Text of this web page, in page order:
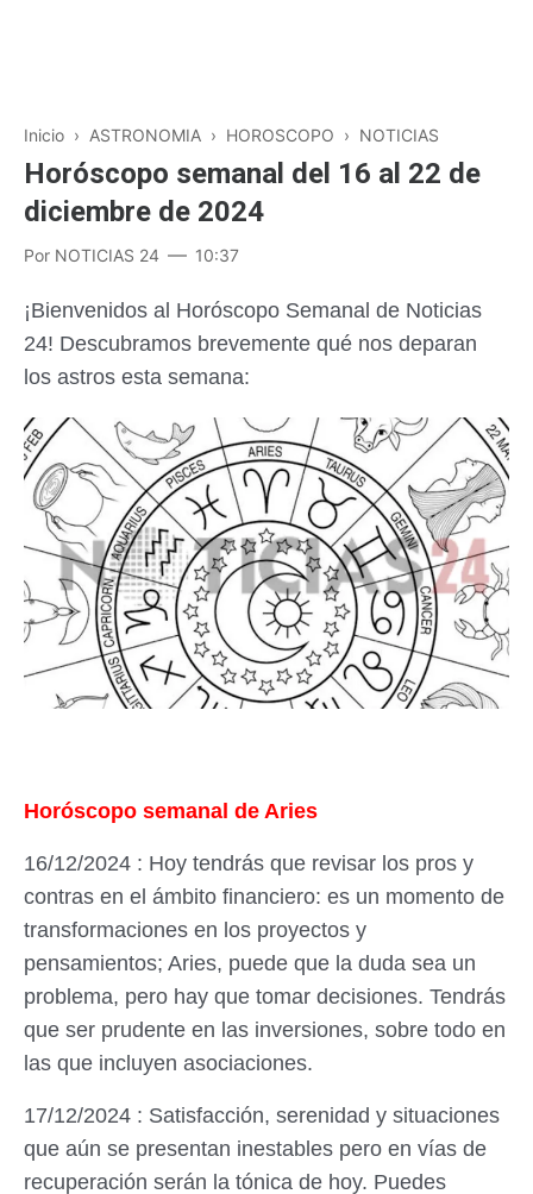
Inicio › ASTRONOMIA › HOROSCOPO › NOTICIAS
Horóscopo semanal del 16 al 22 de
diciembre de 2024
Por NOTICIAS 24 10:37
¡Bienvenidos al Horóscopo Semanal de Noticias
24! Descubramos brevemente qué nos deparan
los astros esta semana:
Horóscopo semanal de Aries
16/12/2024 : Hoy tendrás que revisar los pros y
contras en el ámbito financiero: es un momento de
transformaciones en los proyectos y
pensamientos; Aries, puede que la duda sea un
problema, pero hay que tomar decisiones. Tendrás
que ser prudente en las inversiones, sobre todo en
las que incluyen asociaciones.
17/12/2024 : Satisfacción, serenidad y situaciones
que aún se presentan inestables pero en vías de
recuperación serán la tónica de hoy. Puedes